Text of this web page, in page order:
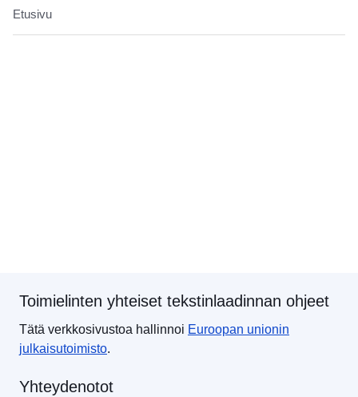
Etusivu
Toimielinten yhteiset tekstinlaadinnan ohjeet
Tätä verkkosivustoa hallinnoi Euroopan unionin
julkaisutoimisto.
Yhteydenotot